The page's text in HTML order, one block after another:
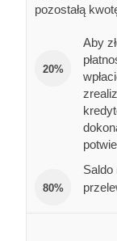
pozostałą
20%
Aby
80%
Saldo